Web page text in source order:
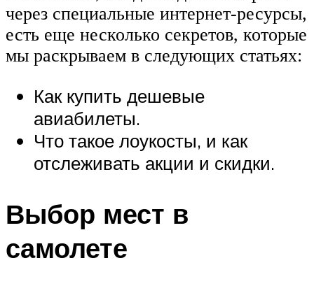
через специальные интернет-ресурсы,
есть еще несколько секретов, которые
мы раскрываем в следующих статьях:
Как купить дешевые
авиабилеты.
Что такое лоукосты, и как
отслеживать акции и скидки.
Выбор мест в
самолете